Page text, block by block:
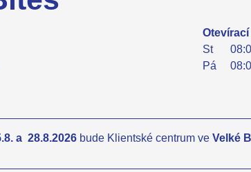
St
Pá
a 28.8.2026 bude Klientské centrum ve Velké